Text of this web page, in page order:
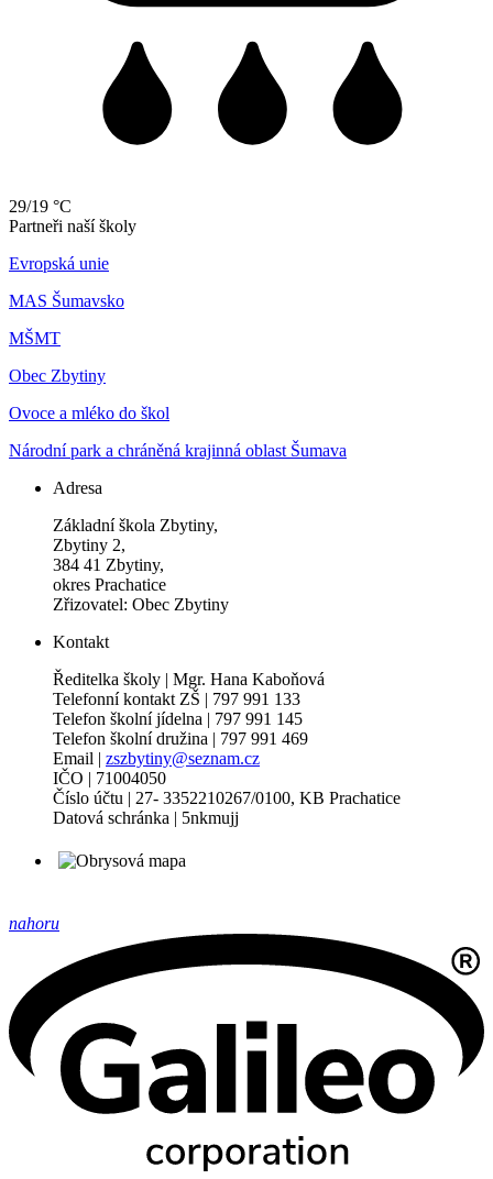
29/19 °C
Partneři naší školy
Evropská unie
MAS Šumavsko
MŠMT
Obec Zbytiny
Ovoce a mléko do škol
Národní park a chráněná krajinná oblast Šumava
Adresa
Základní škola Zbytiny,
Zbytiny 2,
384 41 Zbytiny,
okres Prachatice
Zřizovatel: Obec Zbytiny
Kontakt
Ředitelka školy | Mgr. Hana Kaboňová
Telefonní kontakt ZŠ | 797 991 133
Telefon školní jídelna | 797 991 145
Telefon školní družina | 797 991 469
Email | zszbytiny@seznam.cz
IČO | 71004050
Číslo účtu | 27- 3352210267/0100, KB Prachatice
Datová schránka | 5nkmujj
nahoru